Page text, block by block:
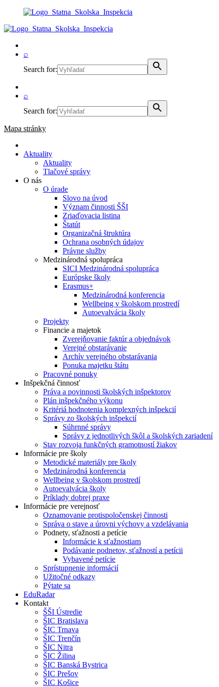
⌕
Search for:
⌕
Search for:
Mapa stránky
Aktuality
Aktuality
Tlačové správy
O nás
O úrade
Slovo na úvod
Význam činnosti ŠŠI
Zriaďovacia listina
Štatút
Organizačná štruktúra
Ochrana osobných údajov
Právne služby
Medzinárodná spolupráca
SICI Medzinárodná spolupráca
Európske školy
Erasmus+
Medzinárodná konferencia
Wellbeing v školskom prostredí
Autoevalvácia školy
Projekty
Financie a majetok
Zverejňovanie faktúr a objednávok
Verejné obstarávanie
Archív verejného obstarávania
Ponuka majetku štátu
Pracovné ponuky
Inšpekčná činnosť
Práva a povinnosti školských inšpektorov
Plán inšpekčného výkonu
Kritériá hodnotenia komplexných inšpekcií
Správy zo školských inšpekcií
Súhrnné správy
Správy z jednotlivých škôl a školských zariadení
Stav rozvoja funkčných gramotností žiakov
Informácie pre školy
Metodické materiály pre školy
Medzinárodná konferencia
Wellbeing v školskom prostredí
Autoevalvácia školy
Príklady dobrej praxe
Informácie pre verejnosť
Oznamovanie protispoločenskej činnosti
Správa o stave a úrovni výchovy a vzdelávania
Podnety, sťažnosti a petície
Informácie k sťažnostiam
Podávanie podnetov, sťažností a petícii
Vybavené petície
Sprístupnenie informácií
Užitočné odkazy
Pýtate sa
EduRadar
Kontakt
ŠŠI Ústredie
ŠIC Bratislava
ŠIC Trnava
ŠIC Trenčín
ŠIC Nitra
ŠIC Žilina
ŠIC Banská Bystrica
ŠIC Prešov
ŠIC Košice